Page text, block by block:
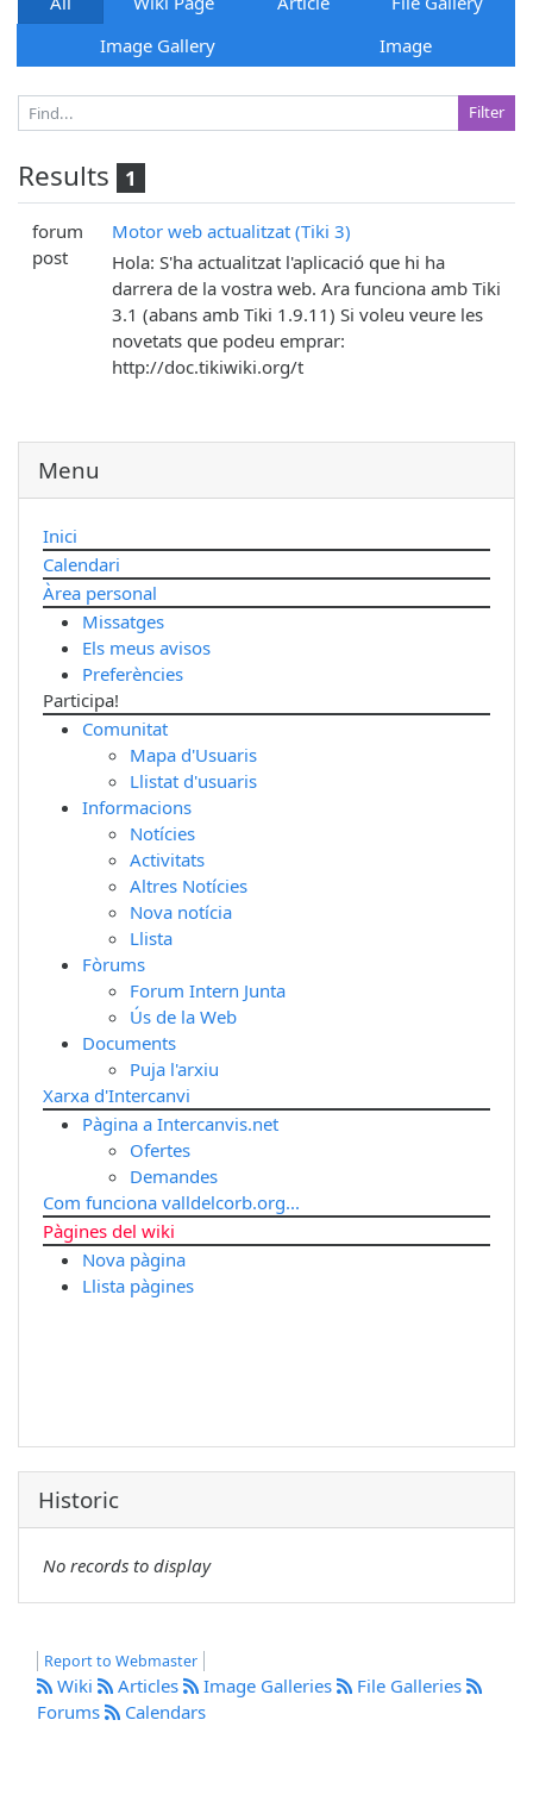
Image Gallery
Image
Results 1
forum
post
Motor web actualitzat (Tiki 3)
Hola: S'ha actualitzat l'aplicació que hi ha
darrera de la vostra web. Ara funciona amb Tiki
3.1 (abans amb Tiki 1.9.11) Si voleu veure les
novetats que podeu emprar:
http://doc.tikiwiki.org/t
Menu
Inici
Calendari
Àrea personal
Missatges
Els meus avisos
Preferències
Participa!
Comunitat
Mapa d'Usuaris
Llistat d'usuaris
Informacions
Notícies
Activitats
Altres Notícies
Nova notícia
Llista
Fòrums
Forum Intern Junta
Ús de la Web
Documents
Puja l'arxiu
Xarxa d'Intercanvi
Pàgina a Intercanvis.net
Ofertes
Demandes
Com funciona valldelcorb.org...
Pàgines del wiki
Nova pàgina
Llista pàgines
Historic
No records to display
Report to Webmaster
Wiki Articles Image Galleries
File Galleries
Forums
Calendars